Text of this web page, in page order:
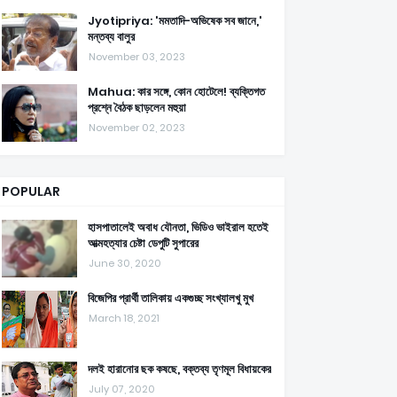
Jyotipriya: 'মমতাদি-অভিষেক সব জানে,'
মন্তব্য বালুর
November 03, 2023
Mahua: কার সঙ্গে, কোন হোটেলে! ব্যক্তিগত
প্রশ্নে বৈঠক ছাড়লেন মহুয়া
November 02, 2023
POPULAR
হাসপাতালেই অবাধ যৌনতা, ভিডিও ভাইরাল হতেই
আত্মহত্যার চেষ্টা ডেপুটি সুপারের
June 30, 2020
বিজেপির প্রার্থী তালিকায় একগুচ্ছ সংখ্যালখু মুখ
March 18, 2021
দলই হারানোর ছক কষছে, বক্তব্য তৃণমূল বিধায়কের
July 07, 2020